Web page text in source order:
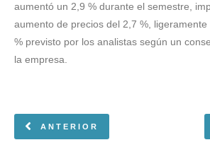
aumentó un 2,9 % durante el semestre,
aumento de precios del 2,7 %,
% previsto por los analistas según un
la empresa.
ANTERIOR